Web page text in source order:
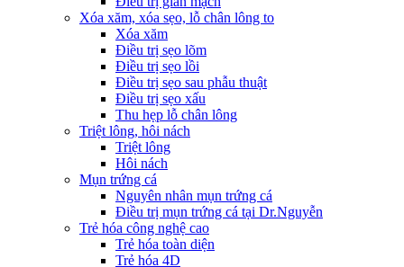
Xóa xăm, xóa sẹo, lỗ chân lông to
Xóa xăm
Điều trị sẹo lõm
Điều trị sẹo lồi
Điều trị sẹo sau phẫu thuật
Điều trị sẹo xấu
Thu hẹp lỗ chân lông
Triệt lông, hôi nách
Triệt lông
Hôi nách
Mụn trứng cá
Nguyên nhân mụn trứng cá
Điều trị mụn trứng cá tại Dr.Nguyễn
Trẻ hóa công nghệ cao
Trẻ hóa toàn diện
Trẻ hóa 4D